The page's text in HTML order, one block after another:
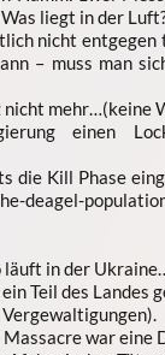
liegt in der
nicht
– muss man
mehr…(keine
einen
die Kill Phase
deagel-
läuft in der
Teil des Landes
war eine